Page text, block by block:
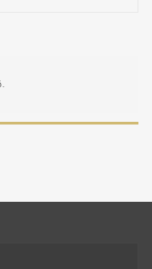
نظرات بسته شده است.